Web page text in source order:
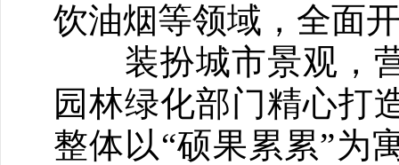
饮油烟等领域，全面
装扮城市景观，营
园林绿化部门精心打
整体以“硕果累累”为